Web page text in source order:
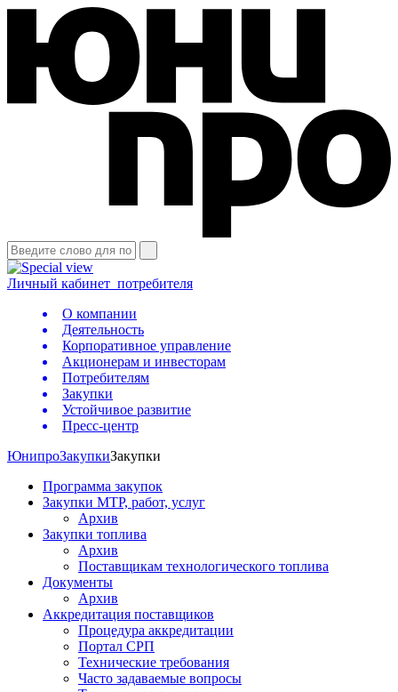
Личный кабинет потребителя
О компании
Деятельность
Корпоративное управление
Акционерам и инвесторам
Потребителям
Закупки
Устойчивое развитие
Пресс-центр
ЮнипроЗакупкиЗакупки
Программа закупок
Закупки МТР, работ, услуг
Архив
Закупки топлива
Архив
Поставщикам технологического топлива
Документы
Архив
Аккредитация поставщиков
Процедура аккредитации
Портал СРП
Технические требования
Часто задаваемые вопросы